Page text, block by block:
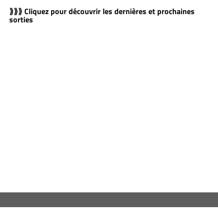
⟫⟫⟫ Cliquez pour découvrir les dernières et prochaines
sorties